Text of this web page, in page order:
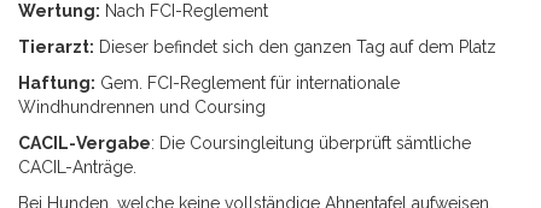
Wertung: Nach FCI-Reglement
Tierarzt: Dieser befindet sich den ganzen Tag auf dem Platz
Haftung: Gem. FCI-Reglement für internationale
Windhundrennen und Coursing
CACIL-Vergabe: Die Coursingleitung überprüft sämtliche
CACIL-Anträge.
Bei Hunden, welche keine vollständige Ahnentafel aufweisen,